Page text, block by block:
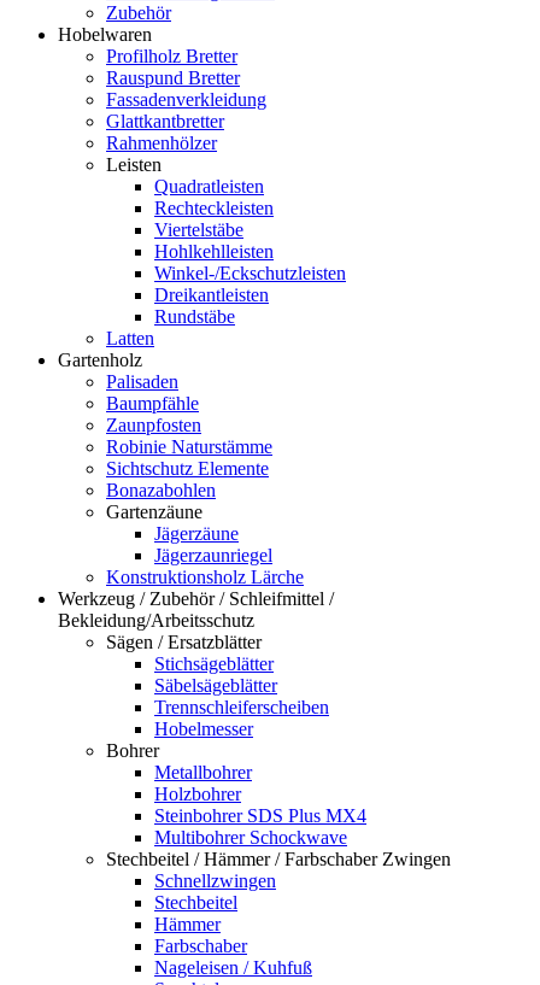
Zubehör
Hobelwaren
Profilholz Bretter
Rauspund Bretter
Fassadenverkleidung
Glattkantbretter
Rahmenhölzer
Leisten
Quadratleisten
Rechteckleisten
Viertelstäbe
Hohlkehlleisten
Winkel-/Eckschutzleisten
Dreikantleisten
Rundstäbe
Latten
Gartenholz
Palisaden
Baumpfähle
Zaunpfosten
Robinie Naturstämme
Sichtschutz Elemente
Bonazabohlen
Gartenzäune
Jägerzäune
Jägerzaunriegel
Konstruktionsholz Lärche
Werkzeug / Zubehör / Schleifmittel /
Bekleidung/Arbeitsschutz
Sägen / Ersatzblätter
Stichsägeblätter
Säbelsägeblätter
Trennschleiferscheiben
Hobelmesser
Bohrer
Metallbohrer
Holzbohrer
Steinbohrer SDS Plus MX4
Multibohrer Schockwave
Stechbeitel / Hämmer / Farbschaber Zwingen
Schnellzwingen
Stechbeitel
Hämmer
Farbschaber
Nageleisen / Kuhfuß